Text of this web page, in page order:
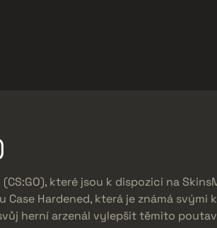
které jsou k dispozici na
Hardened, která je známá
herní arzenál vylepšit těmito